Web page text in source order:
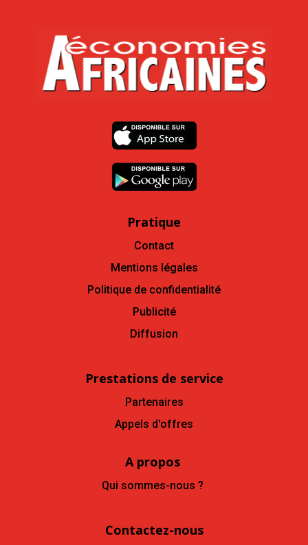
Pratique
Contact
Mentions légales
Politique de confidentialité
Publicité
Diffusion
Prestations de service
Partenaires
Appels d'offres
A propos
Qui sommes-nous ?
Contactez-nous